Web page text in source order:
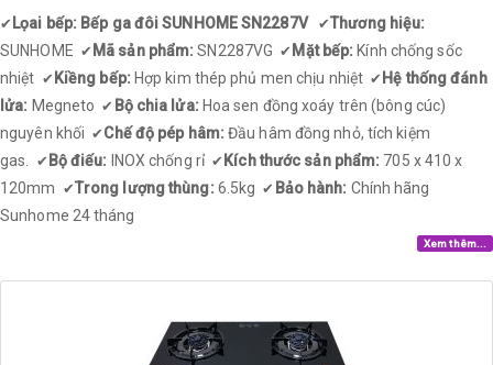
✔ Lọai bếp: Bếp ga đôi SUNHOME SN2287V ✔Thương hiệu:
SUNHOME ✔ Mã sản phẩm:SN2287VG ✔ Mặt bếp:Kính chống sốc
nhiệt ✔ Kiềng bếp: Hợp kim thép phủ men chịu nhiệt ✔ Hệ thống đánh
lửa: Megneto ✔ Bộ chia lửa: Hoa sen đồng xoáy trên (bông cúc)
nguyên khối ✔ Chế độ pép hâm: Đầu hâm đồng nhỏ, tích kiệm
gas.
✔ Bộ điếu: INOX chống rỉ ✔ Kích thước sản phẩm: 705 x 410 x
120mm ✔Trong lượng thùng: 6.5kg ✔ Bảo hành: Chính hãng
Sunhome 24 tháng​
Xem thêm...